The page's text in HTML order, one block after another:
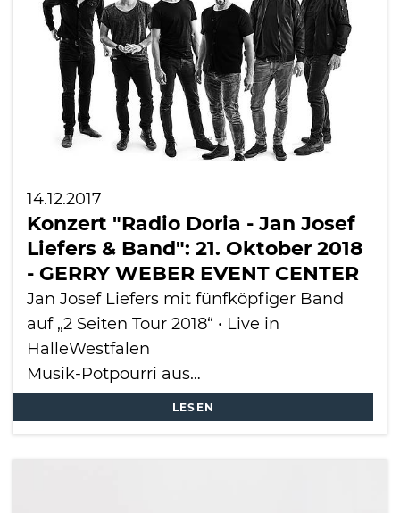
14.12.2017
Konzert "Radio Doria - Jan Josef
Liefers & Band": 21. Oktober 2018
- GERRY WEBER EVENT CENTER
Jan Josef Liefers mit fünfköpfiger Band
auf „2 Seiten Tour 2018“ • Live in
HalleWestfalen
Musik-Potpourri aus…
LESEN